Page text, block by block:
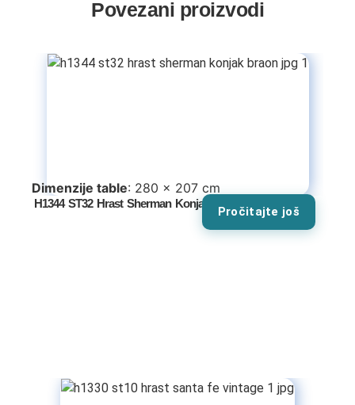
Povezani proizvodi
Dimenzije table: 280 x 207 cm
H1344 ST32 Hrast Sherman Konjak Braon
Pročitajte još